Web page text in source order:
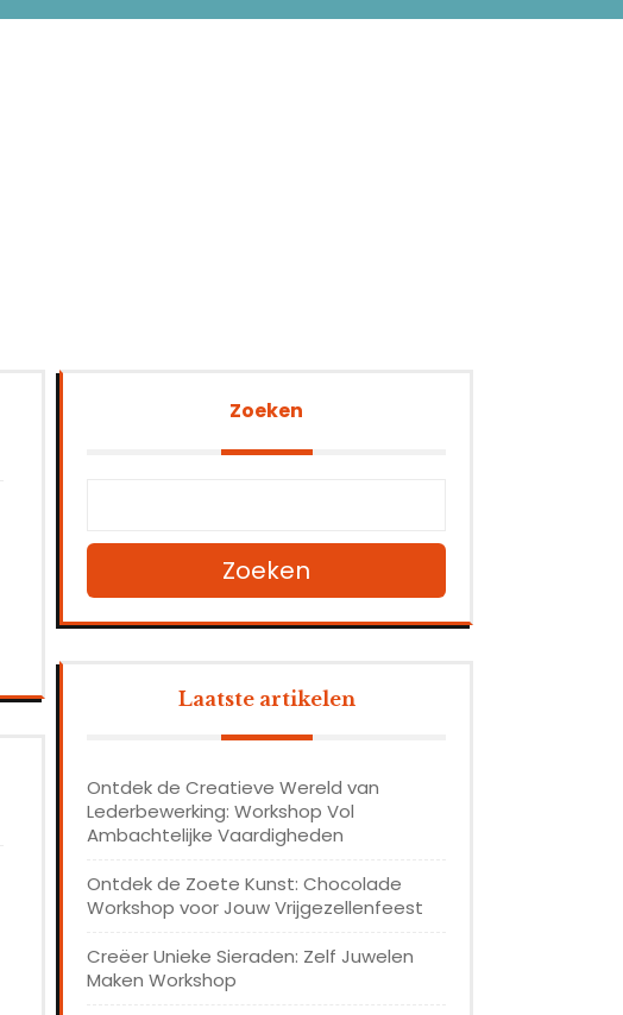
Zoeken
Zoeken
Laatste artikelen
Ontdek de Creatieve Wereld van
Lederbewerking: Workshop Vol
Ambachtelijke Vaardigheden
Ontdek de Zoete Kunst: Chocolade
Workshop voor Jouw Vrijgezellenfeest
Creëer Unieke Sieraden: Zelf Juwelen
Maken Workshop